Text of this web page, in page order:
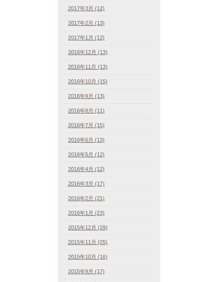
2017年3月 (12)
2017年2月 (13)
2017年1月 (12)
2016年12月 (13)
2016年11月 (13)
2016年10月 (15)
2016年9月 (13)
2016年8月 (11)
2016年7月 (15)
2016年6月 (13)
2016年5月 (12)
2016年4月 (12)
2016年3月 (17)
2016年2月 (21)
2016年1月 (23)
2015年12月 (29)
2015年11月 (25)
2015年10月 (16)
2015年9月 (17)